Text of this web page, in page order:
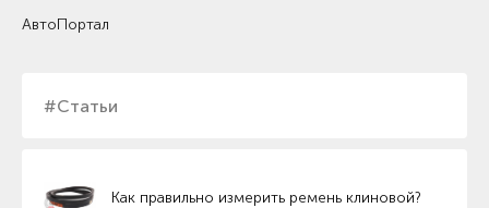
#Статьи
Как правильно измерить ремень клиновой?
АвтоПортал